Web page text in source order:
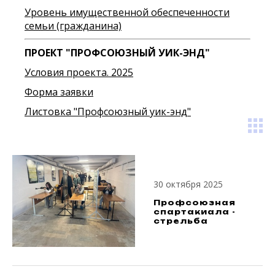
Уровень имущественной обеспеченности
семьи (гражданина)
ПРОЕКТ "ПРОФСОЮЗНЫЙ УИК-ЭНД"
Условия проекта. 2025
Форма заявки
Листовка "Профсоюзный уик-энд"
30 октября 2025
Профсоюзная
спартакиала -
стрельба